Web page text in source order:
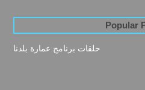
Popular
حلقات برنامج عمارة بلدنا